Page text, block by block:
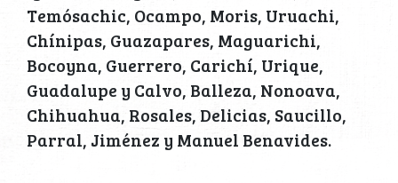
Temósachic, Ocampo, Moris, Uruachi,
Chínipas, Guazapares, Maguarichi,
Bocoyna, Guerrero, Carichí, Urique,
Guadalupe y Calvo, Balleza, Nonoava,
Chihuahua, Rosales, Delicias, Saucillo,
Parral, Jiménez y Manuel Benavides.